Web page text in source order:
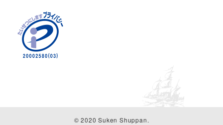
© 2020 Suken Shuppan.